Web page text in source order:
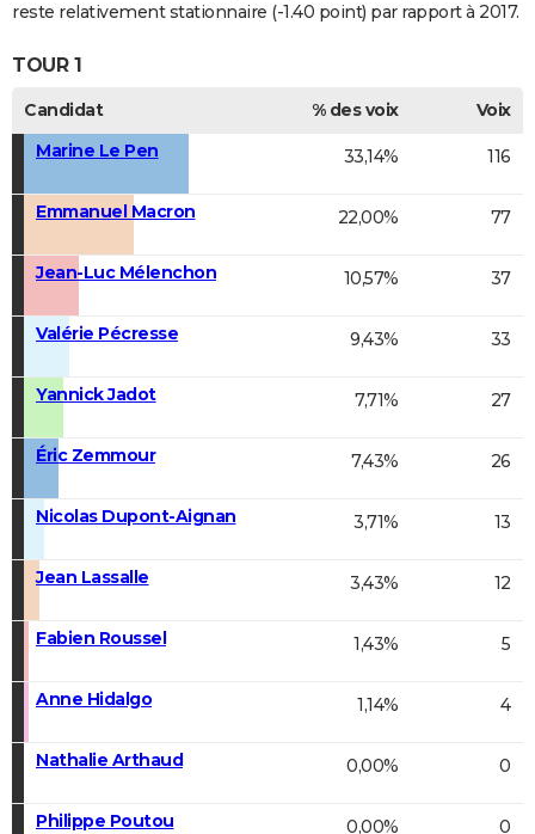
reste relativement stationnaire (-1.40 point) par rapport à 2017.
TOUR 1
Candidat % des voix
Voix
Marine Le Pen
33,14% 116
Emmanuel Macron 22,00% 77
Jean-Luc Mélenchon 10,57% 37
Valérie Pécresse 9,43% 33
Yannick Jadot 7,71% 27
Éric Zemmour 7,43% 26
Nicolas Dupont-Aignan 3,71% 13
Jean Lassalle 3,43% 12
Fabien Roussel 1,43% 5
Anne Hidalgo 1,14% 4
Nathalie Arthaud 0,00% 0
Philippe Poutou 0,00% 0